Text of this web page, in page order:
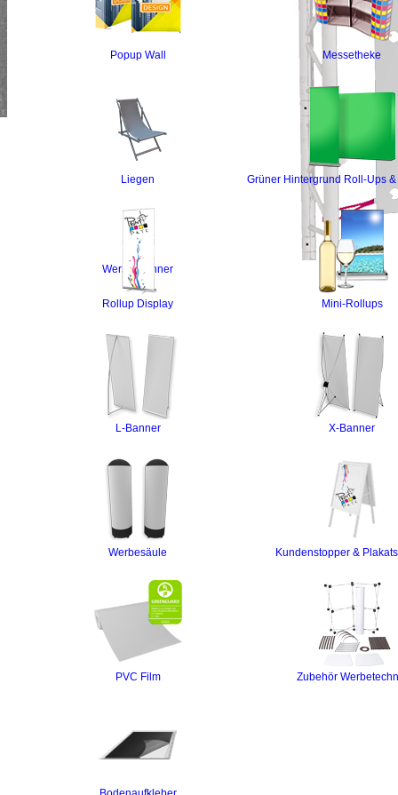
Werbe-Banner
Popup Wall Messetheke
Liegen Grüner Hintergrund Roll-Ups
Rollup Display Mini-Rollups
L-Banner X-Banner
Werbesäule Kundenstopper &
PVC Film Zubehör